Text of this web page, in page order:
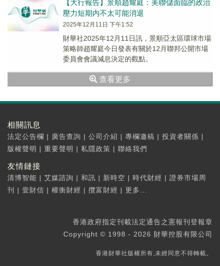
【大行報告】景順趙耀庭：美聯儲面臨的政治
壓力短期内不太可能消退
2025年12月11日 下午1:52
財華社2025年12月11日訊，景順亞太區環球市場
策略師趙耀庭今日發表有關於12月聯邦公開市場
委員會會議減息決定的觀點。
查看更多
相關訊息
法定公告欄 | 廣告查詢 | 公司介紹 | 專欄邀稿 | 投資者關係 |
版權聲明 | 重要聲明 | 私隱政策 | 聯絡我們
友情鏈接
清博智能 | 艾媒諮詢 | 和訊 | 新時空 | 時代財經 | 證券市場周
刊
| 壹財信 | 權衡財經 | 攬富財經 | 更多...
香港政府指定刊載法定通告之憲報刊登報章
Copyright © 1998 - 2026 財華控股有限公司
香港財華社版權所有,未經同意不得轉載。